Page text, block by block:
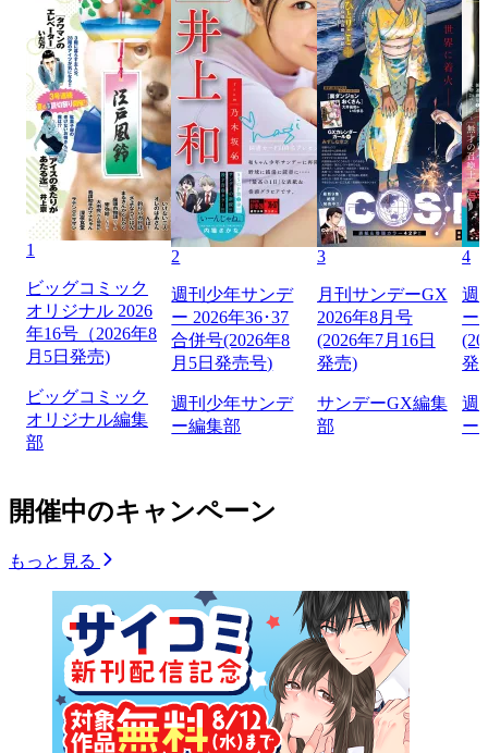
1
ビッグコミック
オリジナル 2026
年16号（2026年8
月5日発売)
ビッグコミック
オリジナル編集
部
2
週刊少年サンデ
ー 2026年36･37
合併号(2026年8
月5日発売号)
週刊少年サンデ
ー編集部
3
月刊サンデーGX
2026年8月号
(2026年7月16日
発売)
サンデーGX編集
部
4
週
ー
発
週
ー
開催中のキャンペーン
もっと見る